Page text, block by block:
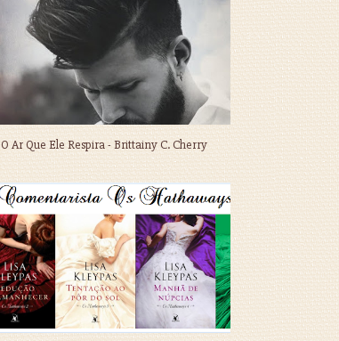
O Ar Que Ele Respira - Brittainy C. Cherry